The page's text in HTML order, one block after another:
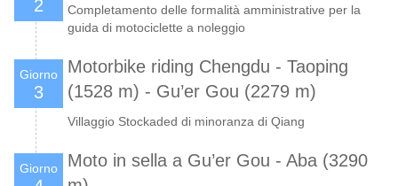
2
Completamento delle formalità amministrative per la
guida di motociclette a noleggio
Giorno
3
Motorbike riding Chengdu - Taoping
(1528 m) - Gu’er Gou (2279 m)
Villaggio Stockaded di minoranza di Qiang
Giorno
Moto in sella a Gu’er Gou - Aba (3290